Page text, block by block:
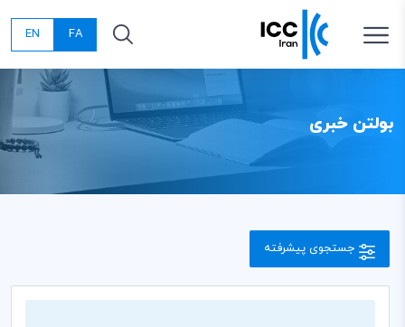
FA
EN
بولتن خبری
جستجوی پیشرفته